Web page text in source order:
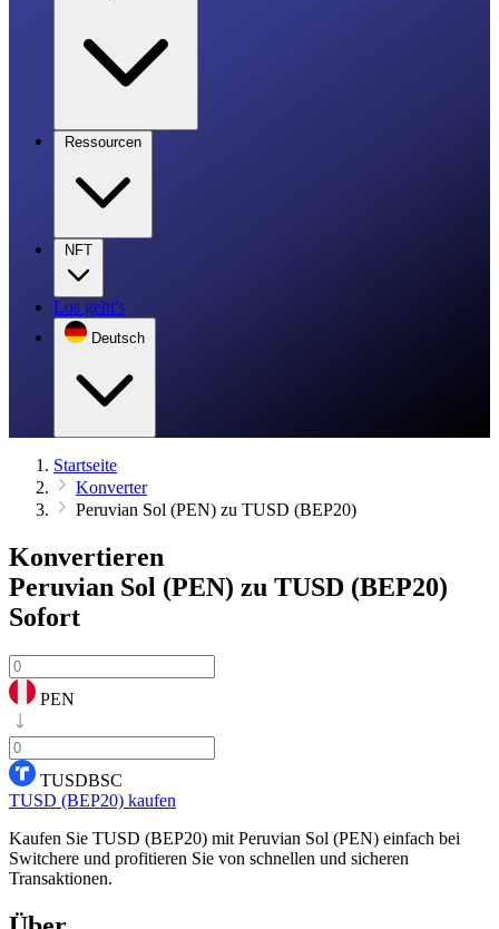
Ressourcen
NFT
Los geht's
Deutsch
Startseite
Konverter
Peruvian Sol (PEN) zu TUSD (BEP20)
Konvertieren
Peruvian Sol (PEN) zu TUSD (BEP20)
Sofort
PEN
TUSDBSC
TUSD (BEP20) kaufen
Kaufen Sie TUSD (BEP20) mit Peruvian Sol (PEN) einfach bei
Switchere und profitieren Sie von schnellen und sicheren
Transaktionen.